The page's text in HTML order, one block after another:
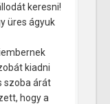
keresni!
üres ágyuk
kiadni
szoba árát
hogy a